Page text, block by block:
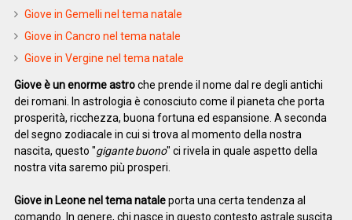
Giove in Gemelli nel tema natale
Giove in Cancro nel tema natale
Giove in Vergine nel tema natale
Giove è un enorme astroche prende il nome dal re degli antichi
dei romani. In astrologia è conosciuto come il pianeta che porta
prosperità, ricchezza, buona fortuna ed espansione. A seconda
del segno zodiacale in cui si trova al momento della nostra
nascita, questo "gigante buono" ci rivela in quale aspetto della
nostra vita saremo più prosperi.
Giove in Leone nel tema nataleporta una certa tendenza al
comando. In genere, chi nasce in questo contesto astrale suscita